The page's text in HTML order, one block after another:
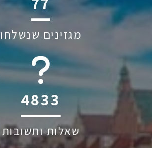
מגזינים שנשלחו
6045
שאלות ותשובות